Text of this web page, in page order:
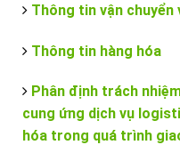
Thông tin vận chuyển
Thông tin hàng hóa
Phân định trách
cung ứng dịch vụ
hóa trong quá trình